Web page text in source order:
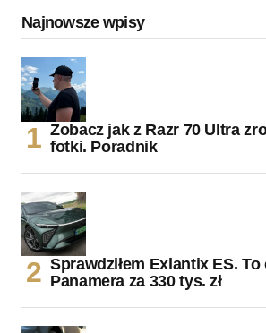
Najnowsze wpisy
Zobacz jak z Razr 70 Ultra
fotki. Poradnik
Sprawdziłem Exlantix ES.
Panamera za 330 tys. zł